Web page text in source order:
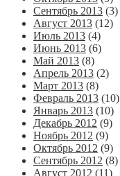
Сентябрь 2013 (3)
Август 2013 (12)
Июль 2013 (4)
Июнь 2013 (6)
Май 2013 (8)
Апрель 2013 (2)
Март 2013 (8)
Февраль 2013 (10)
Январь 2013 (10)
Декабрь 2012 (9)
Ноябрь 2012 (9)
Октябрь 2012 (9)
Сентябрь 2012 (8)
Август 2012 (11)